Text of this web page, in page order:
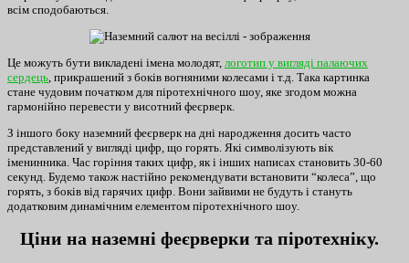
всім сподобаються.
Це можуть бути викладені імена молодят, логотип у вигляді палаючих
сердець , прикрашений з боків вогняними колесами і т.д. Така картинка
стане чудовим початком для піротехнічного шоу, яке згодом можна
гармонійно перевести у висотний феєрверк.
З іншого боку наземний феєрверк на дні народження досить часто
представлений у вигляді цифр, що горять. Які символізують вік
іменинника. Час горіння таких цифр, як і інших написах становить 30-60
секунд. Будемо також настійно рекомендувати встановити “колеса”, що
горять, з боків від гарячих цифр. Вони зайвими не будуть і стануть
додатковим динамічним елементом піротехнічного шоу.
Ціни на наземні феєрверки та піротехніку.